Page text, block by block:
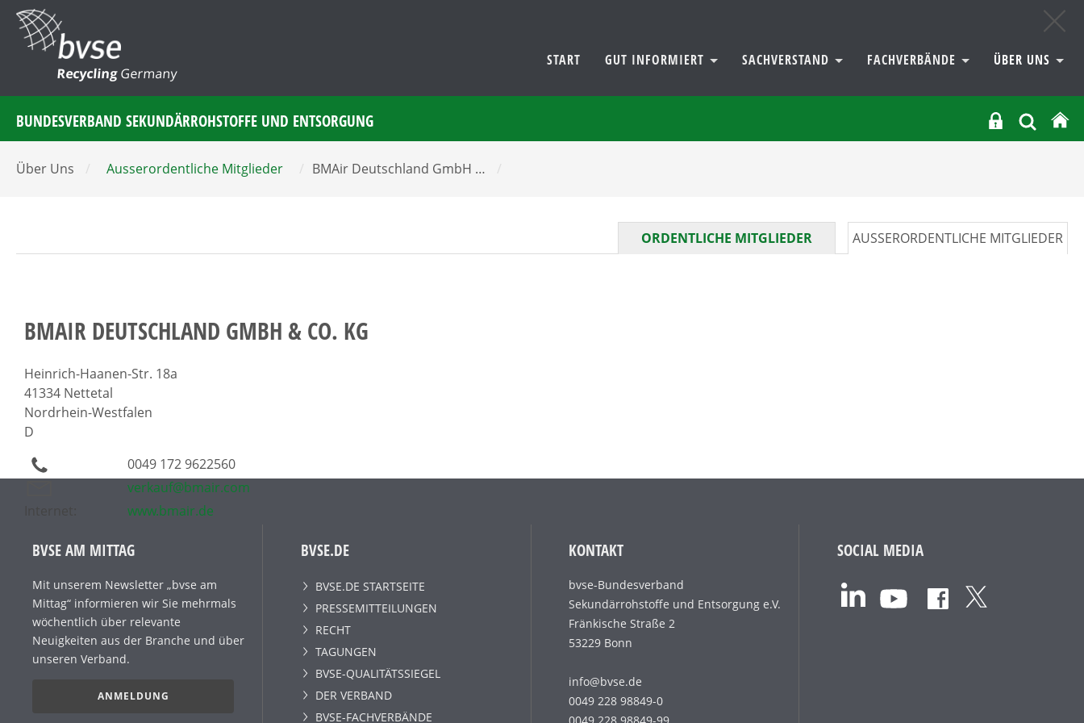
RecyclingGermany
START GUT INFORMIERT SACHVERSTAND FACHVERBÄNDE ÜBER UNS
BUNDESVERBAND SEKUNDÄRROHSTOFFE UND ENTSORGUNG
Über Uns / Ausserordentliche Mitglieder / BMAir Deutschland GmbH … /
ORDENTLICHE MITGLIEDER AUSSERORDENTLICHE MITGLIEDER
BMAIR DEUTSCHLAND GMBH & CO. KG
Heinrich-Haanen-Str. 18a
41334 Nettetal
Nordrhein-Westfalen
D
0049 172 9622560
verkauf@bmair.com
www.bmair.de
BVSE AM MITTAG
Mit unserem Newsletter „bvse am
Mittag“ informieren wir Sie mehrmals
wöchentlich über relevante
Neuigkeiten aus der Branche und über
unseren Verband.
ANMELDUNG
BVSE.DE
BVSE.DE STARTSEITE
PRESSEMITTEILUNGEN
RECHT
TAGUNGEN
BVSE-QUALITÄTSSIEGEL
DER VERBAND
BVSE-FACHVERBÄNDE
KONTAKT
bvse-Bundesverband
Sekundärrohstoffe und Entsorgung e.V.
Fränkische Straße 2
53229 Bonn
info@bvse.de
0049 228 98849-0
SOCIAL MEDIA